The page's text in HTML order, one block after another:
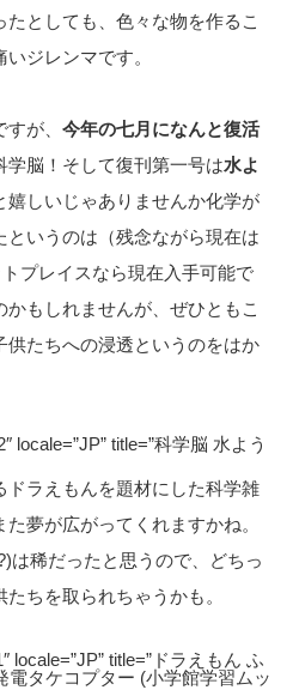
としても、色々な物を作るこ
ジレンマです。
が、 今年の七月になんと復活
学脳！そして復刊第一号は水よ
嬉しいじゃありませんか化学が
いうのは（残念ながら現在は
プレイスなら現在入手可能で
もしれませんが、ぜひともこ
供たちへの浸透というのをはか
locale=”JP” title=”科学脳 水よう
ラえもんを題材にした科学雑
夢が広がってくれますかね。
は稀だったと思うので、どちっ
ちを取られちゃうかも。
locale=”JP” title=”ドラえもん ふ
電タケコプター (小学館学習ムッ